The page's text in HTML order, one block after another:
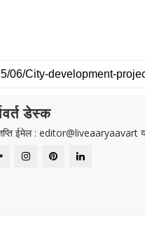
डेस्क
ईमेल :